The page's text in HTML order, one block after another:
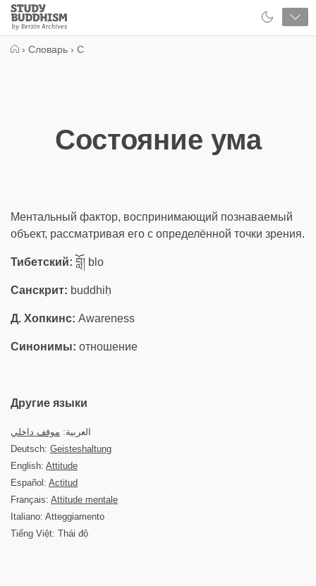
Close
Study
Buddhism
› Словарь › С
Состояние ума
Ментальный фактор, воспринимающий познаваемый
объект, рассматривая его с определённой точки зрения.
Тибетский: བློ། blo
Санскрит: buddhiḥ
Д. Хопкинс: Awareness
Синонимы: отношение
Другие языки
العربية: موقف داخلي
Deutsch: Geisteshaltung
English: Attitude
Español: Actitud
Français: Attitude mentale
Italiano: Atteggiamento
Tiếng Việt: Thái độ